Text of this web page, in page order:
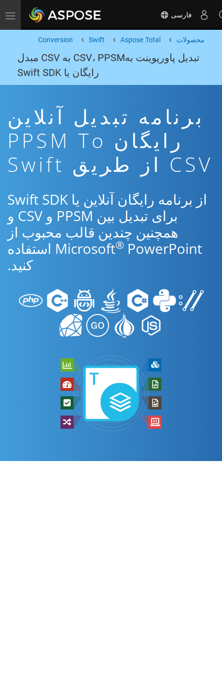
Toggle navigation فارسی
محصولات Aspose.Total
Swift
Conversion
تبدیل پاورپوینت بهCSV، PPSM به CSV مبدل
رایگان یا Swift SDK
برنامه تبدیل آنلاین
رایگان PPSM To
CSV از طریق Swift
از برنامه رایگان آنلاین یا Swift SDK
برای تبدیل بین PPSM و CSV و
همچنین چندین قالب محبوب از
Microsoft®
PowerPoint استفاده
کنید.